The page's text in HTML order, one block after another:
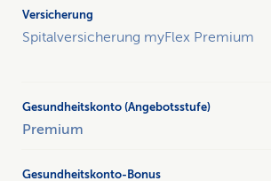
Versicherungsprodukte
myFlex
CSS-
Spitalversicherung
Premium